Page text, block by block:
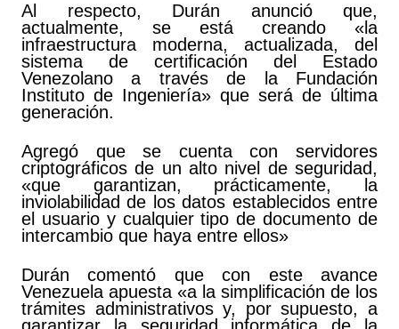
Al respecto, Durán anunció que,
actualmente, se está creando «la
infraestructura moderna, actualizada, del
sistema de certificación del Estado
Venezolano a través de la Fundación
Instituto de Ingeniería» que será de última
generación.
Agregó que se cuenta con servidores
criptográficos de un alto nivel de seguridad,
«que garantizan, prácticamente, la
inviolabilidad de los datos establecidos entre
el usuario y cualquier tipo de documento de
intercambio que haya entre ellos»
Durán comentó que con este avance
Venezuela apuesta «a la simplificación de los
trámites administrativos y, por supuesto, a